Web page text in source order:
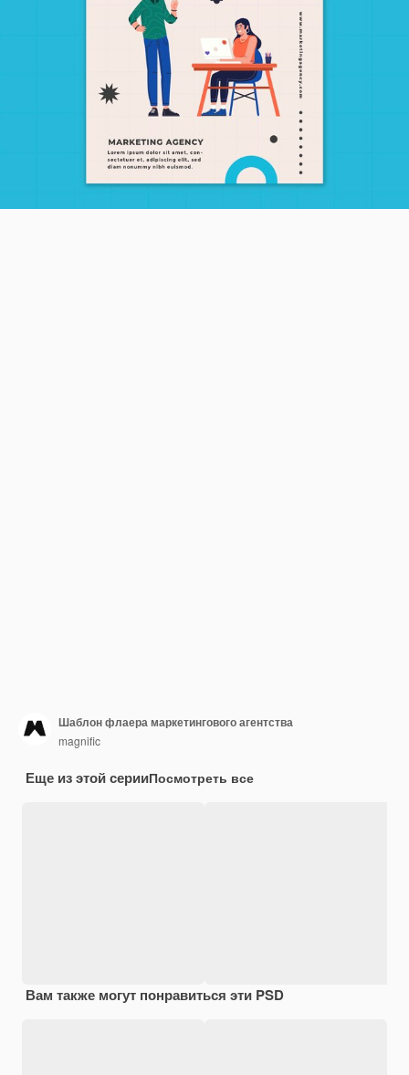
Шаблон флаера маркетингового агентства
magnific
Еще из этой серииПосмотреть все
Вам также могут понравиться эти PSD